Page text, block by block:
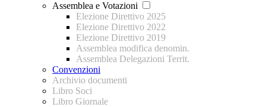
Assemblea e Votazioni
Elezione Direttivo 2025
Elezione Direttivo 2022
Elezione Direttivo 2019
Assemblea modifica denomin.
Assemblea Delegazioni Territ.
Convenzioni
Archivio documenti
Libro Soci
Libro Giornale